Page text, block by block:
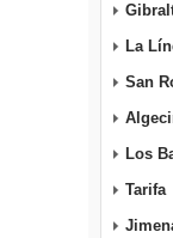
La
San
Los
Tarifa